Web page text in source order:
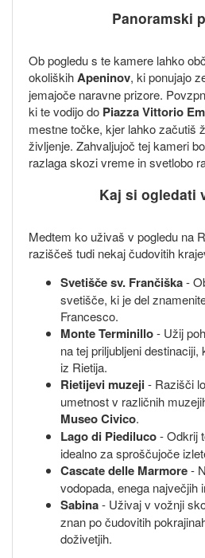
Panoramski
Ob pogledu s te kamere lahko
okoliškihApeninov, ki ponujajo
jemajoče naravne prizore.
ki te vodijo do Piazza Vittorio
mestne točke, kjer lahko začutiš
življenje. Zahvaljujoč tej kameri
razlaga skozi vreme in svetlobo
Kaj si ogledati
Medtem ko uživaš v pogledu na
raziščeš tudi nekaj čudovitih
Svetišče sv. Frančiška-
svetišče, ki je del
Francesco.
Monte Terminillo- Užij
na tej priljubljeni
iz Rietija.
Rietijevi muzeji- Razišči
umetnost v različnih
Museo Civico.
Lago di Piediluco- Odkrij
idealno za sproščujoče
Cascate delle Marmore-
vodopada, enega največjih
Sabina- Uživaj v vožnji
znan po čudovitih
doživetjih.